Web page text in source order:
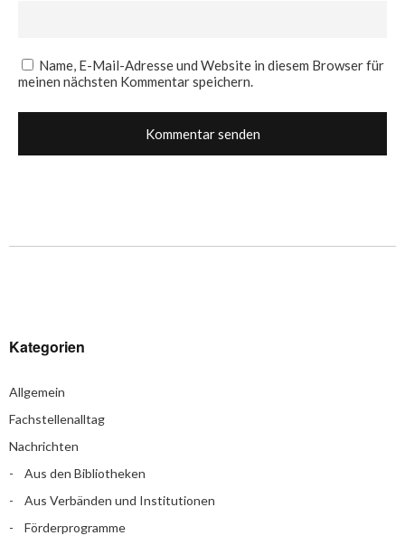
Name, E-Mail-Adresse und Website in diesem Browser für
meinen nächsten Kommentar speichern.
Kategorien
Allgemein
Fachstellenalltag
Nachrichten
Aus den Bibliotheken
Aus Verbänden und Institutionen
Förderprogramme